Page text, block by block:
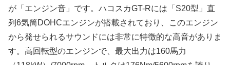
が「エンジン音」です。ハコスカGT-Rには「S20型」直
列6気筒DOHCエンジンが搭載されており、このエンジン
から発せられるサウンドには非常に特徴的な高音がありま
す。高回転型のエンジンで、最大出力は160馬力